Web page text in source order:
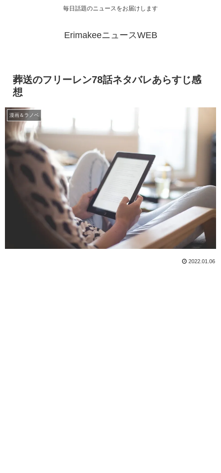
毎日話題のニュースをお届けします
ErimakeeニュースWEB
葬送のフリーレン78話ネタバレあらすじ感
想
漫画＆ラノベ
2022.01.06